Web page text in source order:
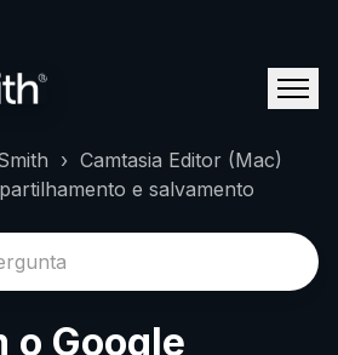
Camtasia Editor (Mac)
e salvamento
o Google